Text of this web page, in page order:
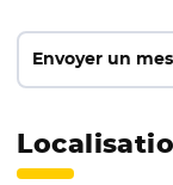
Envoyer un